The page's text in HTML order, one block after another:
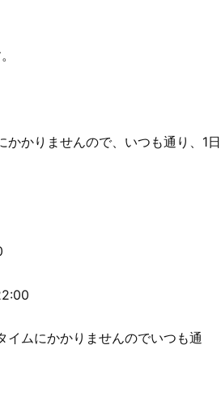
かりませんので、いつも通り、1日
イムにかかりませんのでいつも通